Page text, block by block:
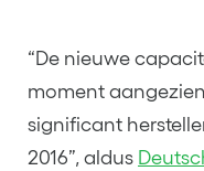
“De nieuwe
moment
significant
2016”, aldus